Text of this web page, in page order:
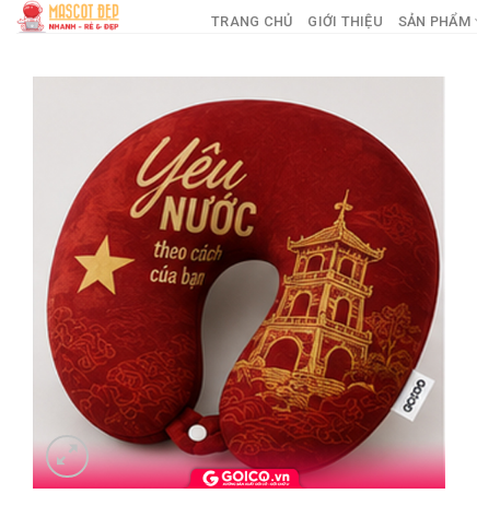
Skip
TRANG CHỦ GIỚI THIỆU SẢN PHẨM